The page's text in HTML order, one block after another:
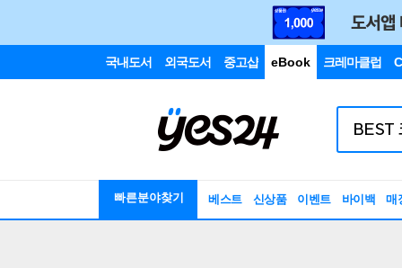
국내도서 외국도서 중고샵 eBook 크레마클럽
빠른분야찾기 베스트 신상품 이벤트 바이백 매